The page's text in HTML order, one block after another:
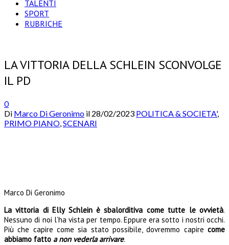
TALENTI
SPORT
RUBRICHE
LA VITTORIA DELLA SCHLEIN SCONVOLGE
IL PD
0
Di Marco Di Geronimo il 28/02/2023 POLITICA & SOCIETA',
PRIMO PIANO,SCENARI
Marco Di Geronimo
La vittoria di Elly Schlein è sbalorditiva come tutte le ovvietà.
Nessuno di noi l’ha vista per tempo. Eppure era sotto i nostri occhi.
Più che capire come sia stato possibile, dovremmo capire come
abbiamo fatto a non vederla arrivare.